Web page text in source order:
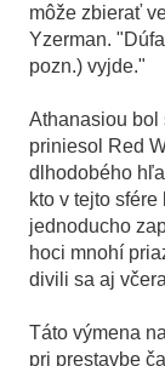
môže zbierať
Yzerman.
pozn.) vyjde."
Athanasiou bol
priniesol Red
dlhodobého
kto v tejto
jednoducho
hoci mnohí
divili sa aj
Táto výmena
pri prestavbe